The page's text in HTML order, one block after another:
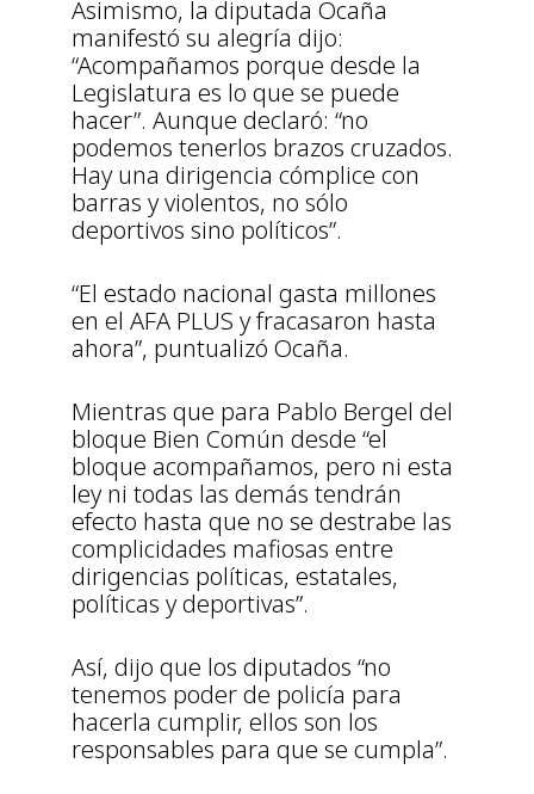
Asimismo, la diputada Ocaña
manifestó su alegría dijo:
“Acompañamos porque desde la
Legislatura es lo que se puede
hacer”. Aunque declaró: “no
podemos tenerlos brazos cruzados.
Hay una dirigencia cómplice con
barras y violentos, no sólo
deportivos sino políticos”.
“El estado nacional gasta millones
en el AFA PLUS y fracasaron hasta
ahora”, puntualizó Ocaña.
Mientras que para Pablo Bergel del
bloque Bien Común desde “el
bloque acompañamos, pero ni esta
ley ni todas las demás tendrán
efecto hasta que no se destrabe las
complicidades mafiosas entre
dirigencias políticas, estatales,
políticas y deportivas”.
Así, dijo que los diputados “no
tenemos poder de policía para
hacerla cumplir, ellos son los
responsables para que se cumpla”.